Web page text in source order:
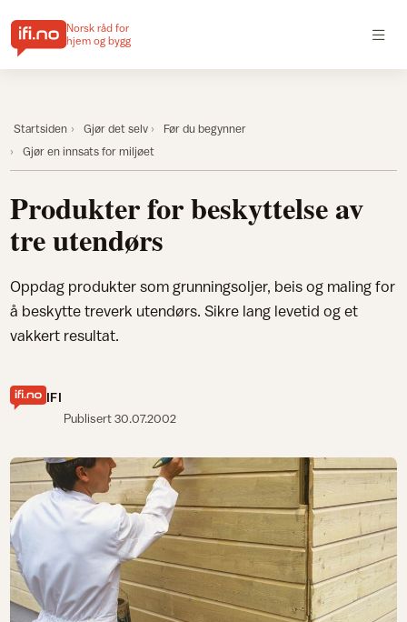
Norsk råd for
hjem og bygg
Startsiden Gjør det selv
Før du begynner
Gjør en innsats for miljøet
Produkter for beskyttelse av
tre utendørs
Oppdag produkter som grunningsoljer, beis og maling for
å beskytte treverk utendørs. Sikre lang levetid og et
vakkert resultat.
IFI
Publisert30.07.2002